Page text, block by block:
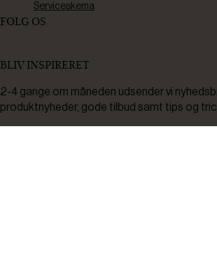
Serviceskema
FØLG OS
BLIV INSPIRERET
2-4 gange om måneden udsender vi
produktnyheder, gode tilbud samt tips og